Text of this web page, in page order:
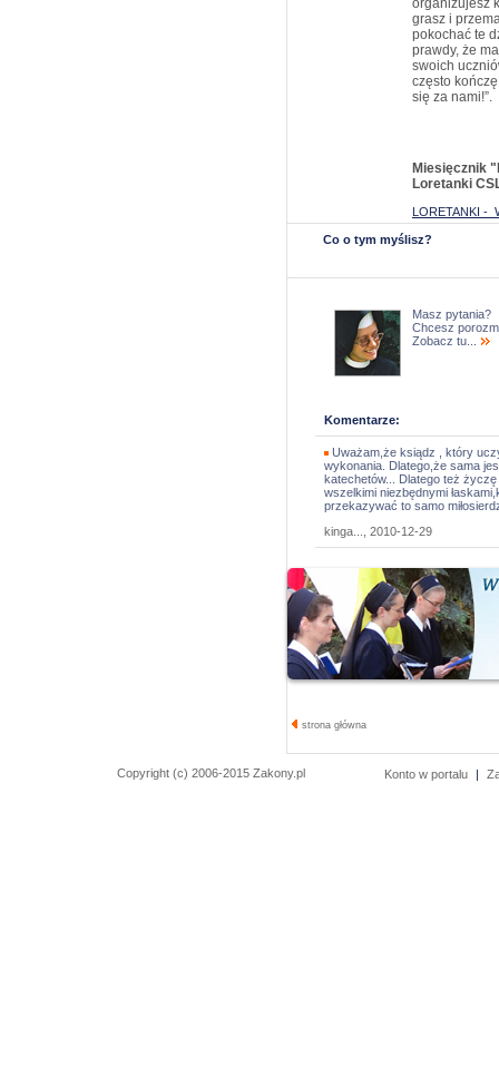
organizujesz
grasz i
pokochać te
prawdy, że
swoich
często
się za nami!”.
Miesięcznik
Loretanki
LORETANKI -
Co o tym myślisz?
Masz pytania?
Chcesz
Zobacz tu...
Komentarze:
Uważam,że ksiądz , który
wykonania. Dlatego,że sama
katechetów... Dlatego też
wszelkimi niezbędnymi
przekazywać to samo
kinga..., 2010-12-29
strona główna
Copyright (c) 2006-2015 Zakony.pl Konto w portalu |